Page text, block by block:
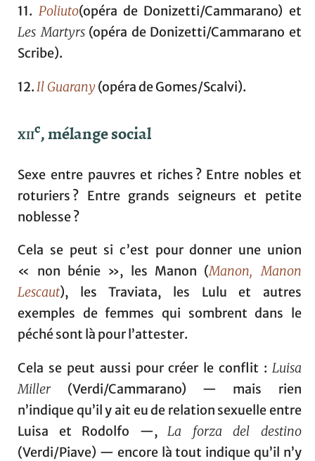
11. Poliuto(opéra de Donizetti/Cammarano) et
Les Martyrs(opéra de Donizetti/Cammarano et
Scribe).
12.Il Guarany(opéra de Gomes/Scalvi).
xiic, mélange social
Sexe entre pauvres et riches ? Entre nobles et
roturiers ? Entre grands seigneurs et petite
noblesse ?
Cela se peut si c’est pour donner une union
« non bénie », les Manon (Manon, Manon
Lescaut), les Traviata, les Lulu et autres
exemples de femmes qui sombrent dans le
péché sont là pour l’attester.
Cela se peut aussi pour créer le conflit : Luisa
Miller(Verdi/Cammarano) — mais rien
n’indique qu’il y ait eu de relation sexuelle entre
Luisa et Rodolfo —,La forza del destino
(Verdi/Piave) — encore là tout indique qu’il n’y